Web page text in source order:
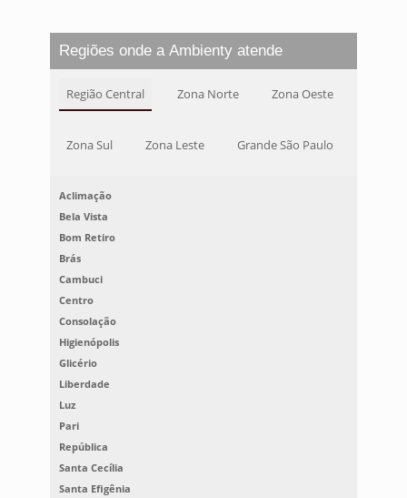
Regiões onde a Ambienty atende
Região Central Zona Norte Zona Oeste
Zona Sul Zona Leste Grande São Paulo
Aclimação
Bela Vista
Bom Retiro
Brás
Cambuci
Centro
Consolação
Higienópolis
Glicério
Liberdade
Luz
Pari
República
Santa Cecília
Santa Efigênia